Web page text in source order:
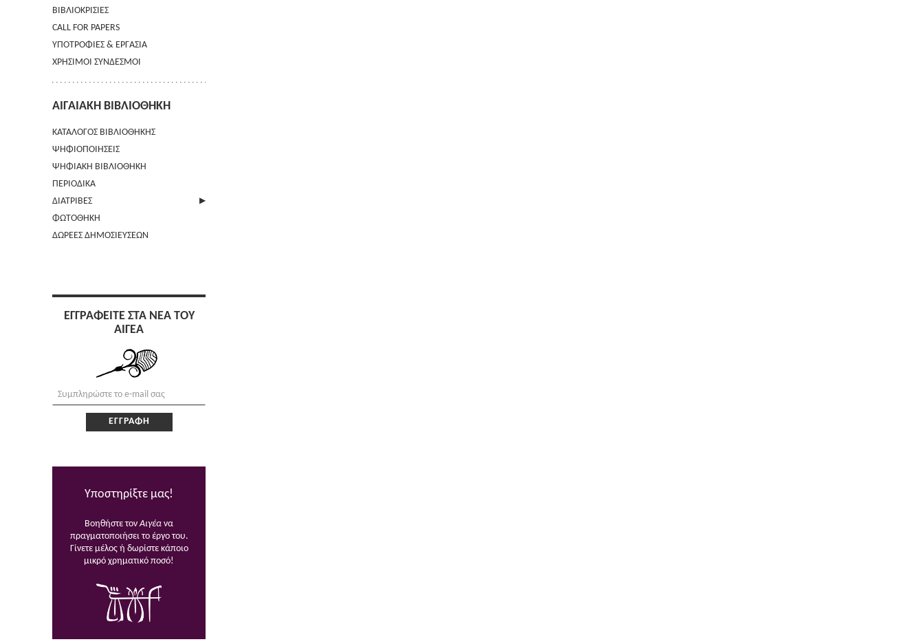
ΒΙΒΛΙΟΚΡΙΣΙΕΣ
CALL FOR PAPERS
ΥΠΟΤΡΟΦΙΕΣ & ΕΡΓΑΣΙΑ
ΧΡΗΣΙΜΟΙ ΣΥΝΔΕΣΜΟΙ
ΑΙΓΑΙΑΚΗ ΒΙΒΛΙΟΘΗΚΗ
ΚΑΤΑΛΟΓΟΣ ΒΙΒΛΙΟΘΗΚΗΣ
ΨΗΦΙΟΠΟΙΗΣΕΙΣ
ΨΗΦΙΑΚΗ ΒΙΒΛΙΟΘΗΚΗ
ΠΕΡΙΟΔΙΚΑ
ΔΙΑΤΡΙΒΕΣ
ΑΠΟΣΤΟΛΗ ΠΕΡΙΛΗΨΗΣ
ΦΩΤΟΘΗΚΗ
ΔΩΡΕΕΣ ΔΗΜΟΣΙΕΥΣΕΩΝ
ΕΓΓΡΑΦΕΙΤΕ ΣΤΑ ΝΕΑ ΤΟΥ
ΑΙΓΕΑ
Υποστηρίξτε μας!
Βοηθήστε τονΑιγέα να
πραγματοποιήσει το έργο του.
Γίνετε μέλος ή δωρίστε κάποιο
μικρό χρηματικό ποσό!